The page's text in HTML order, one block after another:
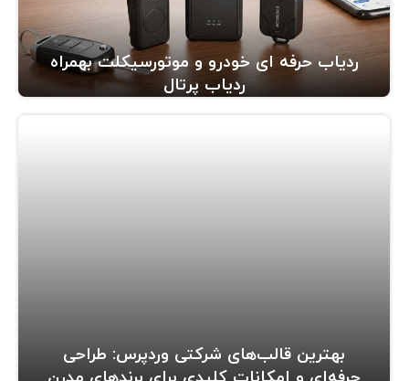
ردیاب حرفه ای خودرو و موتورسیکلت بهمراه
ردیاب پرتال
بهترین قالب‌های شرکتی وردپرس: طراحی